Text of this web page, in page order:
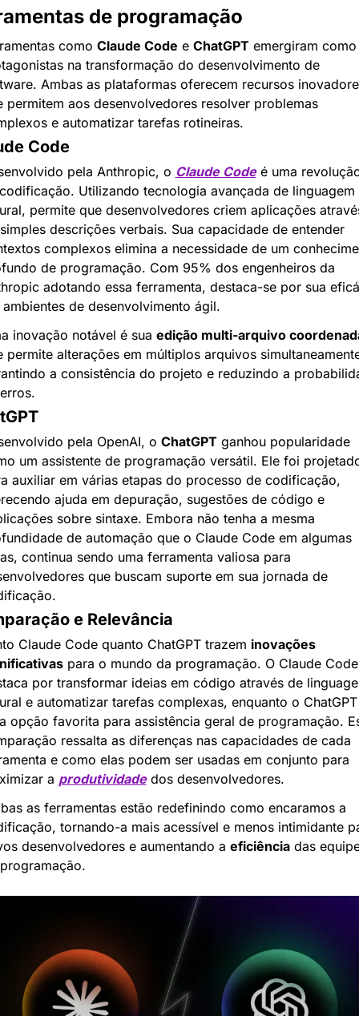
de programação
como Claude Code e ChatGPT emergiram como
na transformação do desenvolvimento de
Ambas as plataformas oferecem recursos
permitem aos desenvolvedores resolver problemas
e automatizar tarefas rotineiras.
Code
pela Anthropic, o Claude Code é uma
Utilizando tecnologia avançada de linguagem
permite que desenvolvedores criem aplicações
descrições verbais. Sua capacidade de entender
complexos elimina a necessidade de um
de programação. Com 95% dos engenheiros da
adotando essa ferramenta, destaca-se por sua
ambientes de desenvolvimento ágil.
inovação notável é sua edição multi-arquivo
permite alterações em múltiplos arquivos
a consistência do projeto e reduzindo a
pela OpenAI, o ChatGPT ganhou popularidade
um assistente de programação versátil. Ele foi
auxiliar em várias etapas do processo de codificação,
ajuda em depuração, sugestões de código e
sobre sintaxe. Embora não tenha a mesma
de automação que o Claude Code em algumas
continua sendo uma ferramenta valiosa para
que buscam suporte em sua jornada de
e Relevância
Claude Code quanto ChatGPT trazem inovações
para o mundo da programação. O Claude
por transformar ideias em código através de
e automatizar tarefas complexas, enquanto o
opção favorita para assistência geral de programação.
ressalta as diferenças nas capacidades de cada
e como elas podem ser usadas em conjunto para
a produtividade dos desenvolvedores.
as ferramentas estão redefinindo como encaramos a
tornando-a mais acessível e menos intimidante
desenvolvedores e aumentando a eficiência das